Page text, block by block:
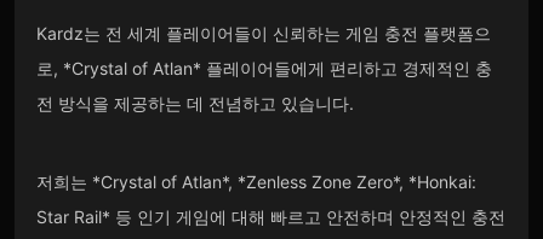
Kardz는 전 세계 플레이어들이 신뢰하는 게임 충전 플랫폼으
로, *Crystal of Atlan* 플레이어들에게 편리하고 경제적인 충
전 방식을 제공하는 데 전념하고 있습니다.
저희는 *Crystal of Atlan*, *Zenless Zone Zero*, *Honkai:
Star Rail* 등 인기 게임에 대해 빠르고 안전하며 안정적인 충전